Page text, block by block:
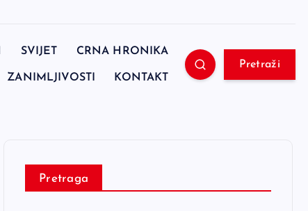
SVIJET CRNA HRONIKA
ZANIMLJIVOSTI KONTAKT
Pretraži
Pretraga